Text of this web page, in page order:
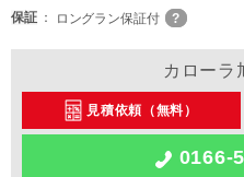
保証
ロングラン保証付
カローラ
見積依頼（無料）
0166-